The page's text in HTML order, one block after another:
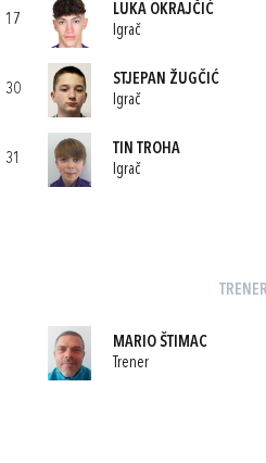
17
LUKA OKRAJČIĆ
Igrač
30
STJEPAN ŽUGČIĆ
Igrač
31
TIN TROHA
Igrač
TRENER
MARIO ŠTIMAC
Trener